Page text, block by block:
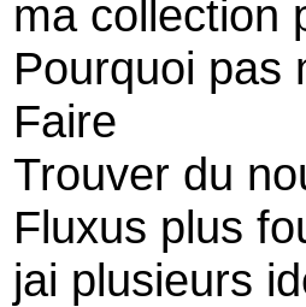
ma collection
Pourquoi pas
Faire
Trouver du
Fluxus plus
jai plusieurs